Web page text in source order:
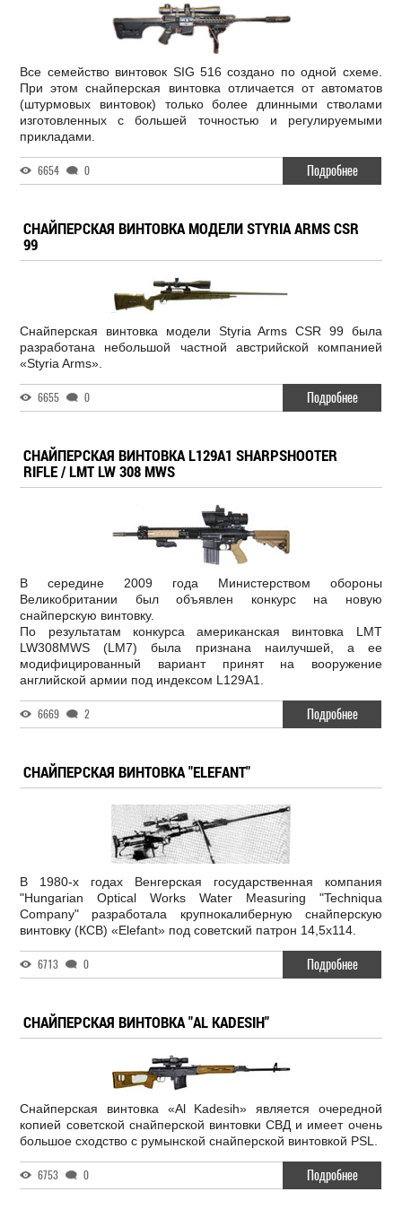
Все семейство винтовок SIG 516 создано по одной схеме.
При этом снайперская винтовка отличается от автоматов
(штурмовых винтовок) только более длинными стволами
изготовленных с большей точностью и регулируемыми
прикладами.
6654 0 Подробнее
СНАЙПЕРСКАЯ ВИНТОВКА МОДЕЛИ STYRIA ARMS CSR
99
Снайперская винтовка модели Styria Arms CSR 99 была
разработана небольшой частной австрийской компанией
«Styria Arms».
6655 0 Подробнее
СНАЙПЕРСКАЯ ВИНТОВКА L129A1 SHARPSHOOTER
RIFLE / LMT LW 308 MWS
В середине 2009 года Министерством обороны
Великобритании был объявлен конкурс на новую
снайперскую винтовку.
По результатам конкурса американская винтовка LMT
LW308MWS (LM7) была признана наилучшей, а ее
модифицированный вариант принят на вооружение
английской армии под индексом L129A1.
6669 2 Подробнее
СНАЙПЕРСКАЯ ВИНТОВКА "ELEFANT"
В 1980-х годах Венгерская государственная компания
"Hungarian Optical Works Water Measuring "Techniqua
Company" разработала крупнокалиберную снайперскую
винтовку (КСВ) «Elefant» под советский патрон 14,5х114.
6713 0 Подробнее
СНАЙПЕРСКАЯ ВИНТОВКА "AL KADESIH"
Снайперская винтовка «Al Kadesih» является очередной
копией советской снайперской винтовки СВД и имеет очень
большое сходство с румынской снайперской винтовкой PSL.
6753 0 Подробнее